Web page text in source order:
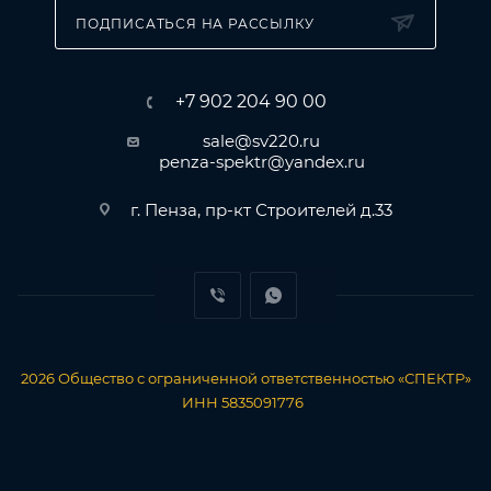
ПОДПИСАТЬСЯ НА РАССЫЛКУ
+7 902 204 90 00
sale@sv220.ru
penza-spektr@yandex.ru
г. Пенза, пр-кт Строителей д.33
2026 Общество с ограниченной ответственностью «СПЕКТР»
ИНН 5835091776